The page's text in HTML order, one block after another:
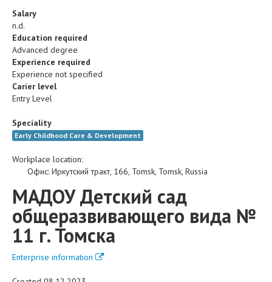
Salary
n.d.
Education required
Advanced degree
Experience required
Experience not specified
Carier level
Entry Level
Speciality
Early Childhood Care & Development
Workplace location:
Офис: Иркутский тракт, 166, Tomsk, Tomsk, Russia
МАДОУ Детский сад
общеразвивающего вида №
11 г. Томска
Enterprise information